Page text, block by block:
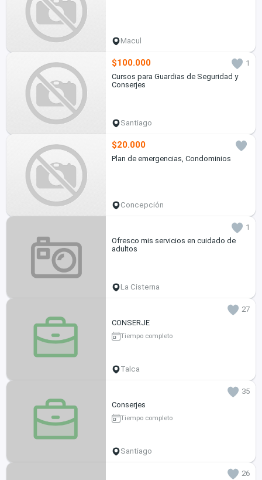
Macul
$100.000
1
Cursos para Guardias de Seguridad y
Conserjes
Santiago
$20.000
Plan de emergencias, Condominios
Concepción
1
Ofresco mis servicios en cuidado de
adultos
La Cisterna
27
CONSERJE
Tiempo completo
Talca
35
Conserjes
Tiempo completo
Santiago
26